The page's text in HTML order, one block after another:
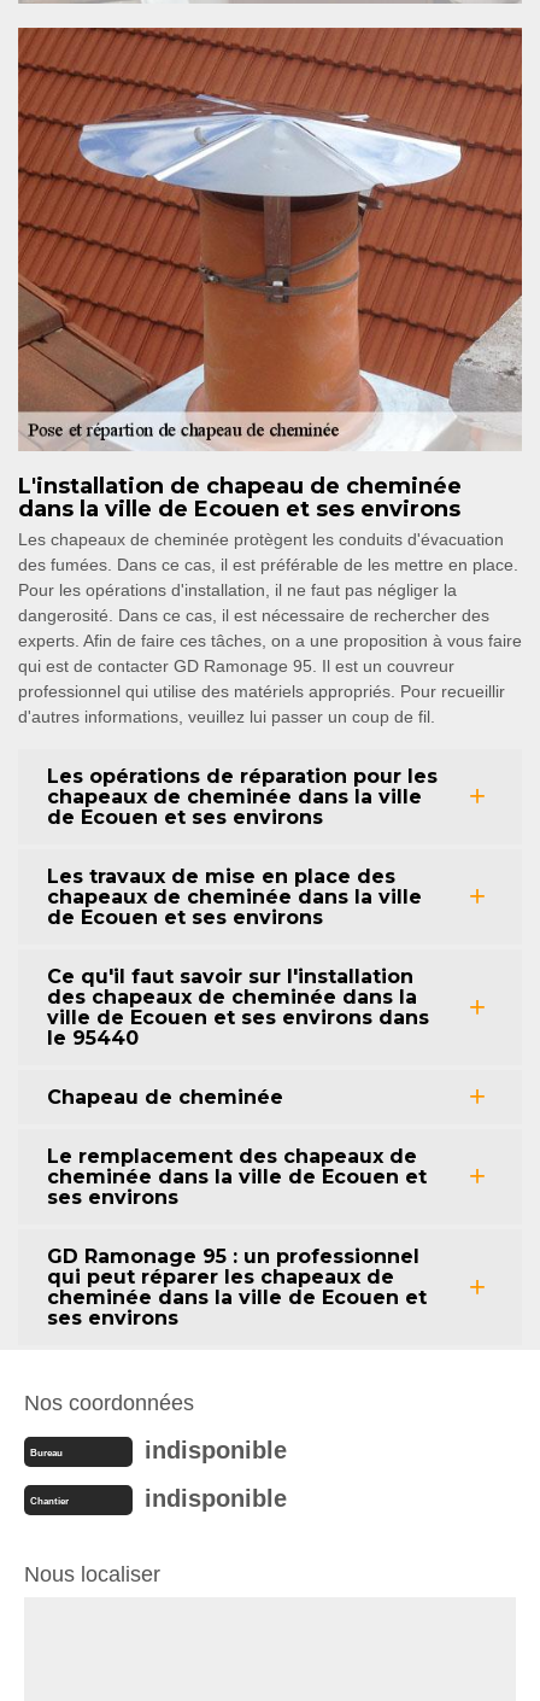
L'installation de chapeau de cheminée
dans la ville de Ecouen et ses environs
Les chapeaux de cheminée protègent les conduits d'évacuation
des fumées. Dans ce cas, il est préférable de les mettre en place.
Pour les opérations d'installation, il ne faut pas négliger la
dangerosité. Dans ce cas, il est nécessaire de rechercher des
experts. Afin de faire ces tâches, on a une proposition à vous faire
qui est de contacter GD Ramonage 95. Il est un couvreur
professionnel qui utilise des matériels appropriés. Pour recueillir
d'autres informations, veuillez lui passer un coup de fil.
Les opérations de réparation pour les
chapeaux de cheminée dans la ville
de Ecouen et ses environs
Les travaux de mise en place des
chapeaux de cheminée dans la ville
de Ecouen et ses environs
Ce qu'il faut savoir sur l'installation
des chapeaux de cheminée dans la
ville de Ecouen et ses environs dans
le 95440
Chapeau de cheminée
Le remplacement des chapeaux de
cheminée dans la ville de Ecouen et
ses environs
GD Ramonage 95 : un professionnel
qui peut réparer les chapeaux de
cheminée dans la ville de Ecouen et
ses environs
Nos coordonnées
Bureau indisponible
Chantier indisponible
Nous localiser